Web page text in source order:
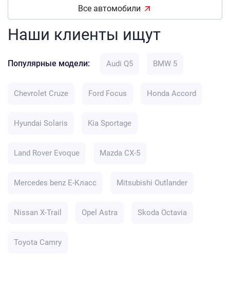
Все автомобили
Наши клиенты ищут
Популярные модели: Audi Q5 BMW 5
Chevrolet Cruze Ford Focus Honda Accord
Hyundai Solaris Kia Sportage
Land Rover Evoque Mazda CX-5
Mercedes benz E-Класс Mitsubishi Outlander
Nissan X-Trail Opel Astra Skoda Octavia
Toyota Camry